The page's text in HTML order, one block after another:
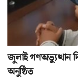
জুলাই গণঅভ্যুত্থান
অনুষ্ঠিত